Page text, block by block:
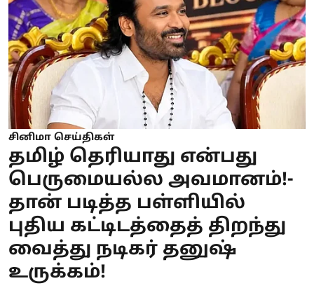
சினிமா செய்திகள்
தமிழ் தெரியாது என்பது
பெருமையல்ல அவமானம்!-
தான் படித்த பள்ளியில்
புதிய கட்டிடத்தைத் திறந்து
வைத்து நடிகர் தனுஷ்
உருக்கம்!